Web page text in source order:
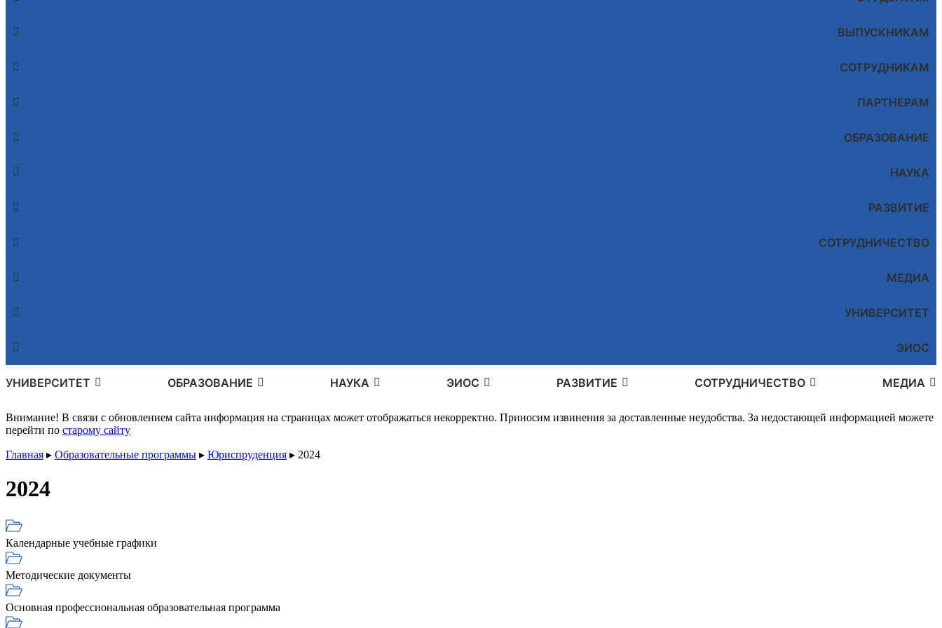
ВЫПУСКНИКАМ
СОТРУДНИКАМ
ПАРТНЕРАМ
ОБРАЗОВАНИЕ
НАУКА
РАЗВИТИЕ
СОТРУДНИЧЕСТВО
МЕДИА
УНИВЕРСИТЕТ
ЭИОС
УНИВЕРСИТЕТ ОБРАЗОВАНИЕ НАУКА ЭИОС РАЗВИТИЕ СОТРУДНИЧЕСТВО МЕДИА
Внимание! В связи с обновлением сайта информация на страницах может отображаться некорректно. Приносим извинения за доставленные неудобства. За недостающей информацией можете
перейти по старому сайту
Главная ▸ Образовательные программы ▸ Юриспруденция ▸ 2024
2024
Календарные учебные графики
Методические документы
Основная профессиональная образовательная программа